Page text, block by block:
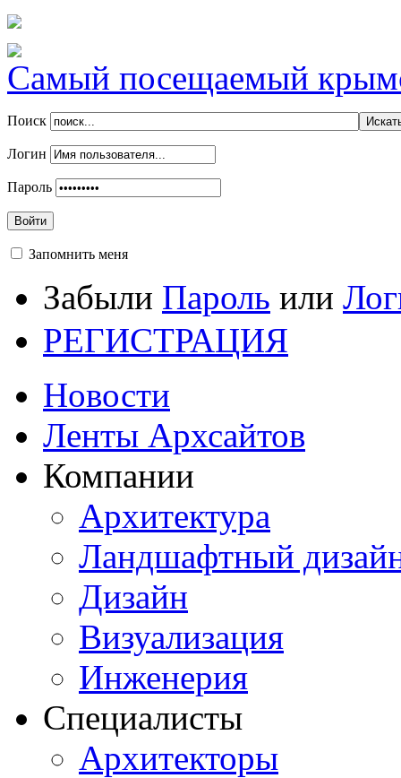
Самый посещаемый
Поиск
Логин
Пароль
Войти
Запомнить меня
Забыли Пароль или
РЕГИСТРАЦИЯ
Новости
Ленты Архсайтов
Компании
Архитектура
Ландшафтный
Дизайн
Визуализация
Инженерия
Специалисты
Архитекторы